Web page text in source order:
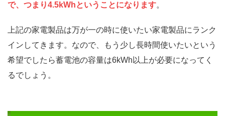
で、つまり4.5kWhということになります。
上記の家電製品は万が一の時に使いたい家電製品にランク
インしてきます。なので、もう少し長時間使いたいという
希望でしたら蓄電池の容量は6kWh以上が必要になってく
るでしょう。